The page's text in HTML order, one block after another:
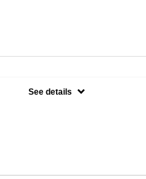
See details